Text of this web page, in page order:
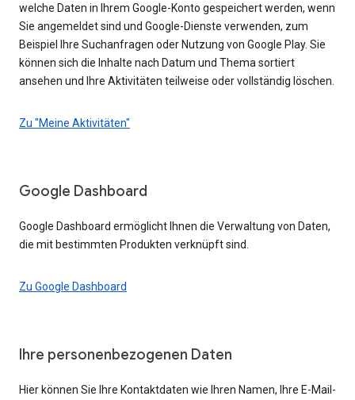
welche Daten in Ihrem Google-Konto gespeichert werden, wenn
Sie angemeldet sind und Google-Dienste verwenden, zum
Beispiel Ihre Suchanfragen oder Nutzung von Google Play. Sie
können sich die Inhalte nach Datum und Thema sortiert
ansehen und Ihre Aktivitäten teilweise oder vollständig löschen.
Zu "Meine Aktivitäten"
Google Dashboard
Google Dashboard ermöglicht Ihnen die Verwaltung von Daten,
die mit bestimmten Produkten verknüpft sind.
Zu Google Dashboard
Ihre personenbezogenen Daten
Hier können Sie Ihre Kontaktdaten wie Ihren Namen, Ihre E-Mail-